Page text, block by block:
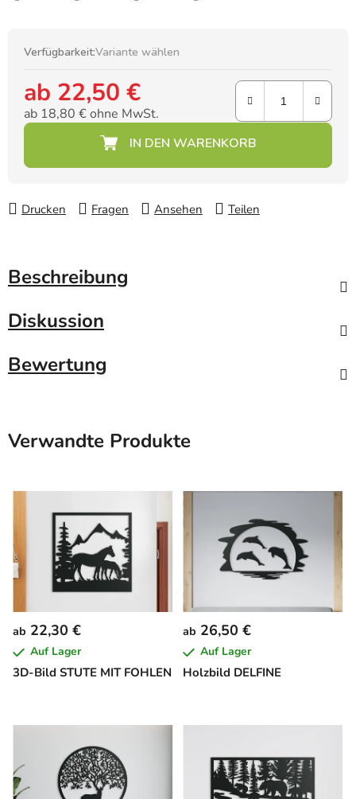
Verfügbarkeit:Variante wählen
ab 22,50 €
ab 18,80 €ohne MwSt.
Drucken Fragen Ansehen Teilen
Beschreibung
Diskussion
Bewertung
Verwandte Produkte
3D-Bild STUTE MIT FOHLEN
ab 22,30 €
Auf Lager
Holzbild DELFINE
ab 26,50 €
Auf Lager